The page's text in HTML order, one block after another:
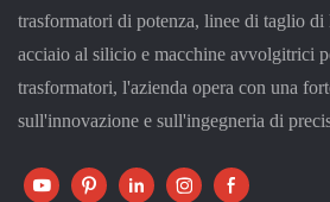
trasformatori di potenza, linee di taglio di
acciaio al silicio e macchine avvolgitrici
trasformatori, l'azienda opera con una
sull'innovazione e sull'ingegneria di